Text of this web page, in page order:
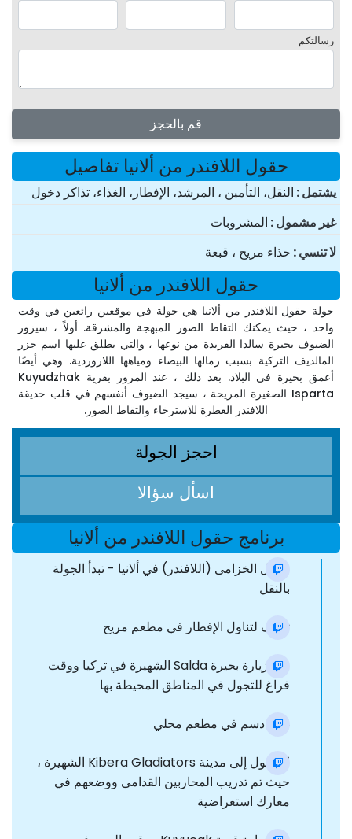
رسالتكم
قم بالحجز
حقول اللافندر من ألانيا تفاصيل
یشتمل النقل، التأمين ، المرشد، الإفطار، الغذاء، تذاكر دخول
غير مشمول المشروبات
لا تنسي حذاء مريح ، قبعة
حقول اللافندر من ألانيا
جولة حقول اللافندر من ألانيا هي جولة في موقعين رائعين في وقت
واحد ، حيث يمكنك التقاط الصور المبهجة والمشرقة. أولاً ، سيزور
الضيوف بحيرة سالدا الفريدة من نوعها ، والتي يطلق عليها اسم جزر
المالديف التركية بسبب رمالها البيضاء ومياهها اللازوردية. وهي أيضًا
أعمق بحيرة في البلاد. بعد ذلك ، عند المرور بقرية Kuyudzhak
Isparta الصغيرة المريحة ، سيجد الضيوف أنفسهم في قلب حديقة
اللافندر العطرة للاسترخاء والتقاط الصور.
احجز الجولة
اسأل سؤالا
برنامج حقول اللافندر من ألانيا
حقول الخزامى (اللافندر) في ألانيا - تبدأ الجولة
بالنقل
توقف لتناول الإفطار في مطعم مريح
قم بزيارة بحيرة Salda الشهيرة في تركيا ووقت
فراغ للتجول في المناطق المحيطة بها
غداء دسم في مطعم محلي
الوصول إلى مدينة Kibera Gladiators الشهيرة ،
حيث تم تدريب المحاربين القدامى ووضعهم في
معارك استعراضية